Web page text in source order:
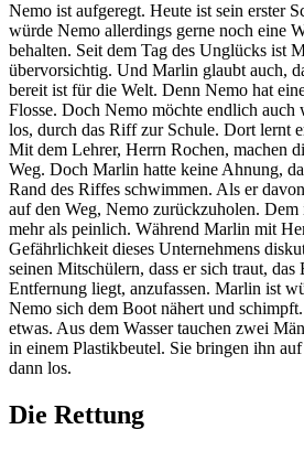
Nemo ist aufgeregt. Heute ist sein erster
würde Nemo allerdings gerne noch eine
behalten. Seit dem Tag des Unglücks ist
übervorsichtig. Und Marlin glaubt auch,
bereit ist für die Welt. Denn Nemo hat
Flosse. Doch Nemo möchte endlich auch
los, durch das Riff zur Schule. Dort lernt
Mit dem Lehrer, Herrn Rochen, machen
Weg. Doch Marlin hatte keine Ahnung,
Rand des Riffes schwimmen. Als er
auf den Weg, Nemo zurückzuholen. Dem
mehr als peinlich. Während Marlin mit
Gefährlichkeit dieses Unternehmens
seinen Mitschülern, dass er sich traut,
Entfernung liegt, anzufassen. Marlin ist
Nemo sich dem Boot nähert und
etwas. Aus dem Wasser tauchen zwei
in einem Plastikbeutel. Sie bringen ihn
dann los.
Die Rettung